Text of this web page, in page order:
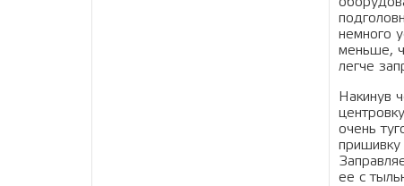
немного
меньше,
легче
Накинув
очень
пришивку
ее с